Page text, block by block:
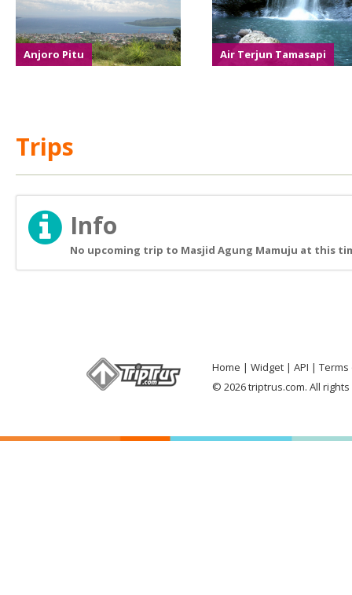
Anjoro Pitu Air Terjun Tamasapi
Trips
Info
No upcoming trip to Masjid Agung Mamuju at this
Home Widget API
Terms
© 2026 triptrus.com. All